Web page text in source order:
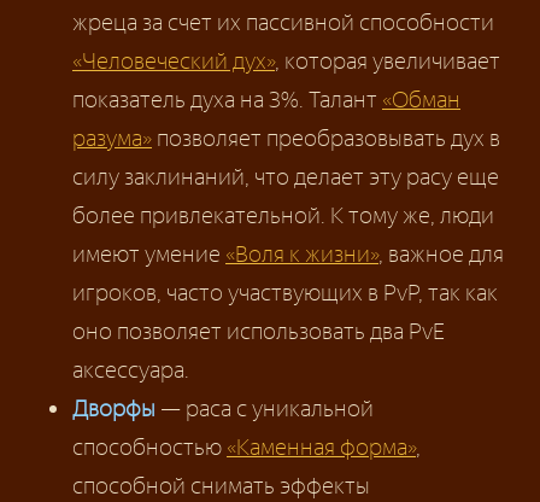
жреца за счет их пассивной способности
«Человеческий дух», которая увеличивает
показатель духа на 3%. Талант «Обман
разума» позволяет преобразовывать дух в
силу заклинаний, что делает эту расу еще
более привлекательной. К тому же, люди
имеют умение «Воля к жизни», важное для
игроков, часто участвующих в PvP, так как
оно позволяет использовать два PvE
аксессуара.
Дворфы — раса с уникальной
способностью «Каменная форма»,
способной снимать эффекты